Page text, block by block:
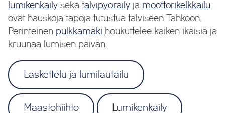
lumikenkäily sekä talvipyöräily ja moottorikelkkailu
ovat hauskoja tapoja tutustua talviseen Tahkoon.
Perinteinen pulkkamäki houkuttelee kaiken ikäisiä ja
kruunaa lumisen päivän.
Laskettelu ja lumilautailu
Maastohiihto Lumikenkäily